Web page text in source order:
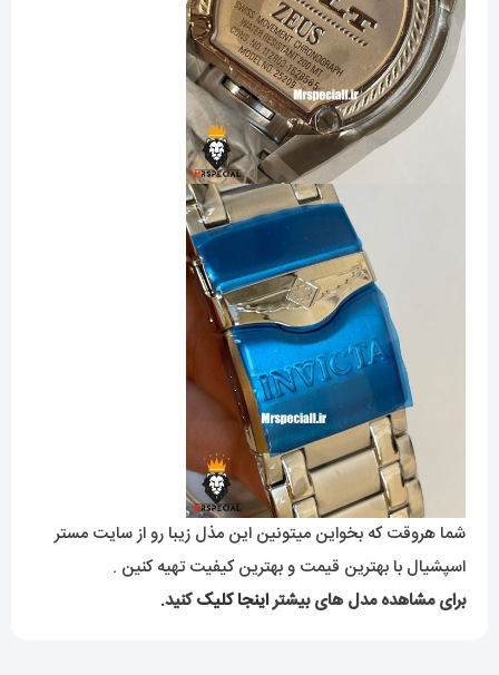
شما هروقت که بخواین میتونین این مذل زیبا رو از سایت مستر
اسپشیال با بهترین قیمت و بهترین کیفیت تهیه کنین .
برای مشاهده مدل های بیشتراینجا کلیککنید.